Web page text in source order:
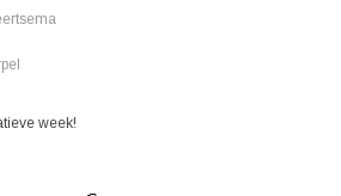
week!